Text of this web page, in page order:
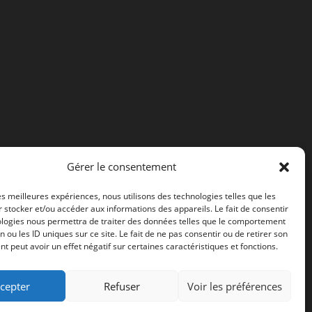
Gérer le consentement
meilleures expériences, nous utilisons des technologies telles que les
stocker et/ou accéder aux informations des appareils. Le fait de consentir
nous permettra de traiter des données telles que le comportement
ou les ID uniques sur ce site. Le fait de ne pas consentir ou de retirer son
peut avoir un effet négatif sur certaines caractéristiques et fonctions.
Refuser Voir les préférences